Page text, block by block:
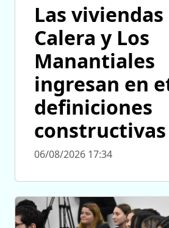
Las viviendas
Calera y Los
Manantiales
ingresan en
definiciones
constructivas
06/08/2026 17:34